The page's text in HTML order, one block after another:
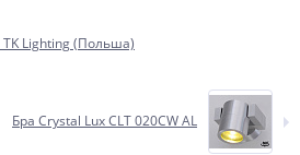
Lighting (Польша)
Бра Crystal Lux CLT 020CW AL